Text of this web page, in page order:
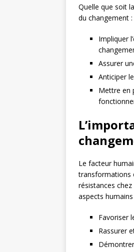
Quelle que soit
du changement :
Impliquer
Assurer
Anticiper
Mettre en
Le facteur
transformations
résistances
aspects
Favoriser
Rassurer